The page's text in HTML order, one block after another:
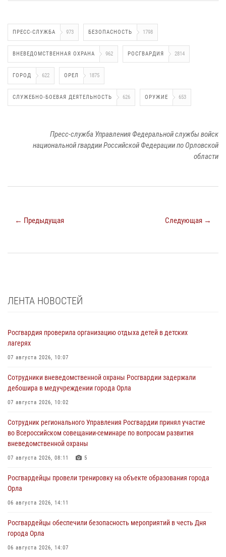
ПРЕСС-СЛУЖБА 973 БЕЗОПАСНОСТЬ 1798
ВНЕВЕДОМСТВЕННАЯ ОХРАНА 962 РОСГВАРДИЯ 2814
ГОРОД 622 ОРЕЛ 1875
СЛУЖЕБНО-БОЕВАЯ ДЕЯТЕЛЬНОСТЬ 626 ОРУЖИЕ 653
Пресс-служба Управления Федеральной службы войск
национальной гвардии Российской Федерации по Орловской
области
← Предыдущая Следующая →
ЛЕНТА НОВОСТЕЙ
Росгвардия проверила организацию отдыха детей в детских
лагерях
07 августа 2026, 10:07
Сотрудники вневедомственной охраны Росгвардии задержали
дебошира в медучреждении города Орла
07 августа 2026, 10:02
Сотрудник регионального Управления Росгвардии принял участие
во Всероссийском совещании-семинаре по вопросам развития
вневедомственной охраны
07 августа 2026, 08:11 5
Росгвардейцы провели тренировку на объекте образования города
Орла
06 августа 2026, 14:11
Росгвардейцы обеспечили безопасность мероприятий в честь Дня
города Орла
06 августа 2026, 14:07